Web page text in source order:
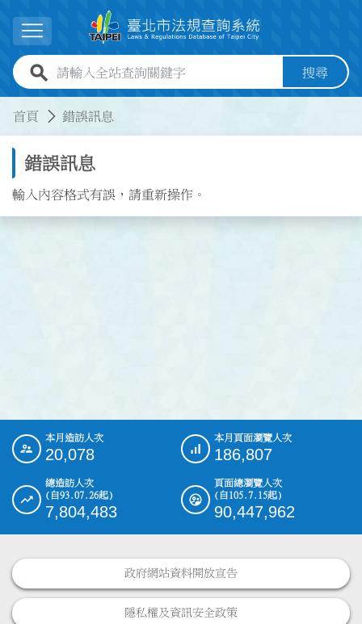
展開選單
全站查詢關鍵字欄位 搜尋
首頁 錯誤訊息
錯誤訊息
輸入內容格式有誤，請重新操作。
::: 本月造訪人次
20,078
本月頁面瀏覽人次
186,807
總造訪人次
(自93.07.26起)
7,804,483
頁面總瀏覽人次
(自105.7.15起)
90,447,962
政府網站資料開放宣告
隱私權及資訊安全政策